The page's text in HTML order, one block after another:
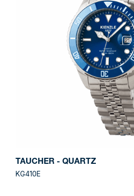
TAUCHER - QUARTZ
KG410E